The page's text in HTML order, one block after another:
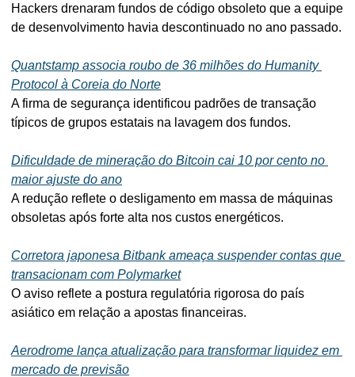
Hackers drenaram fundos de código obsoleto que a equipe
de desenvolvimento havia descontinuado no ano passado.
Quantstamp associa roubo de 36 milhões do Humanity
Protocol à Coreia do Norte
A firma de segurança identificou padrões de transação
típicos de grupos estatais na lavagem dos fundos.
Dificuldade de mineração do Bitcoin cai 10 por cento no
maior ajuste do ano
A redução reflete o desligamento em massa de máquinas
obsoletas após forte alta nos custos energéticos.
Corretora japonesa Bitbank ameaça suspender contas que
transacionam com Polymarket
O aviso reflete a postura regulatória rigorosa do país
asiático em relação a apostas financeiras.
Aerodrome lança atualização para transformar liquidez em
mercado de previsão